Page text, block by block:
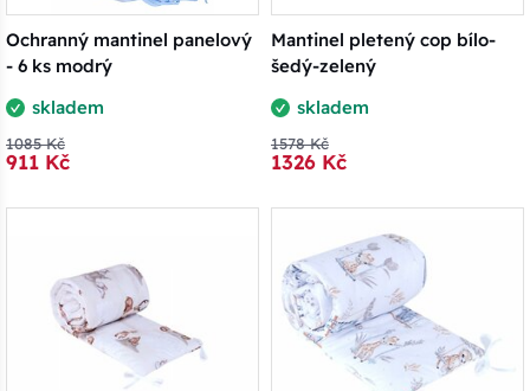
Ochranný mantinel panelový
- 6 ks modrý
skladem
1085 Kč
911 Kč
Mantinel pletený cop bílo-
šedý-zelený
skladem
1578 Kč
1326 Kč